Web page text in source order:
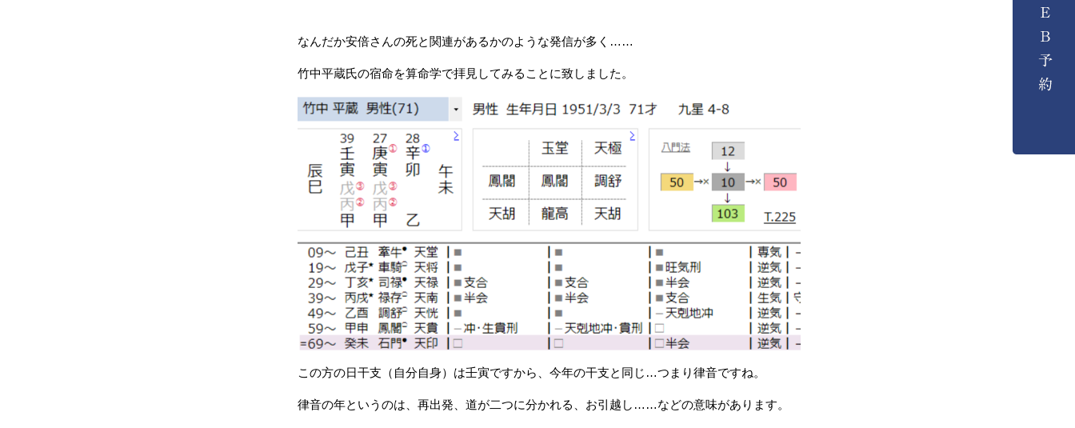
なんだか安倍さんの死と関連があるかのような発信が多く……
竹中平蔵氏の宿命を算命学で拝見してみることに致しました。
この方の日干支（自分自身）は壬寅ですから、今年の干支と同じ…つまり律音ですね。
律音の年というのは、再出発、道が二つに分かれる、お引越し……などの意味があります。